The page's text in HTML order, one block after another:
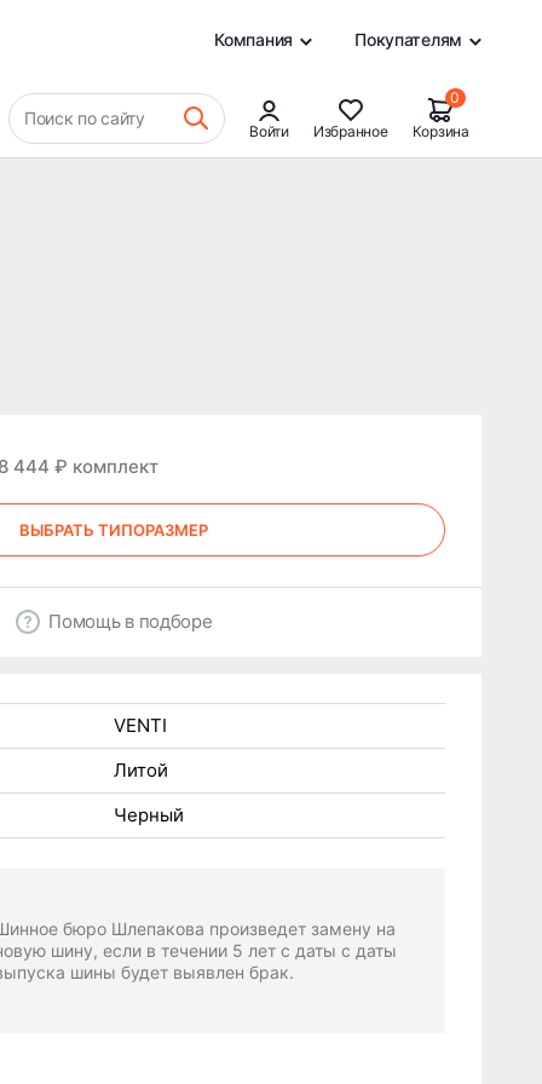
Компания Покупателям
Поиск по сайту
Войти Избранное
0
Корзина
444 ₽ комплект
ВЫБРАТЬ ТИПОРАЗМЕР
Помощь в подборе
VENTI
Литой
Черный
бюро Шлепакова произведет замену на
шину, если в течении 5 лет с даты с даты
шины будет выявлен брак.